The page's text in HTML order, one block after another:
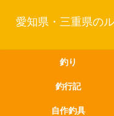
愛知県・三重県の
釣り
釣行記
自作釣具